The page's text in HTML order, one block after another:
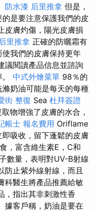
防水漆 后里推拿 但是，
是要注意保護我們的皮
皮膚灼傷，陽光皮膚損
后里推拿 正確的防曬霜有
我們的皮膚保持更年
議閱讀產品信息並諮詢
中式外燴菜單 98％的
奶油可能是每天的每種
街 整復 Sea 杜拜簽證
物增強了皮膚的水合，
帳士 報名費用 Oriflame
吸收，留下蓬鬆的皮膚
，富含維生素E，C和
數量，表明對UV-B射線
防止紫外線射線，而且
科醫生將產品推薦給敏
，指出其非刺激性香
據客戶稱，奶油是要在